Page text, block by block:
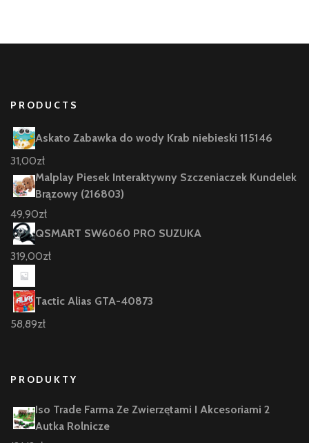
PRODUCTS
Askato Zabawka do wody Krab niebieski 115146
31,00zł
Malplay Piesek Interaktywny Szczeniaczek Kundelek
Brązowy (216803)
49,90zł
QSMART SW6060 PRO SUZUKA
319,00zł
Tactic Alias GTA-40873
58,89zł
PRODUKTY
Iso Trade Farma Ze Zwierzętami I Akcesoriami 2
Autka Rolnicze